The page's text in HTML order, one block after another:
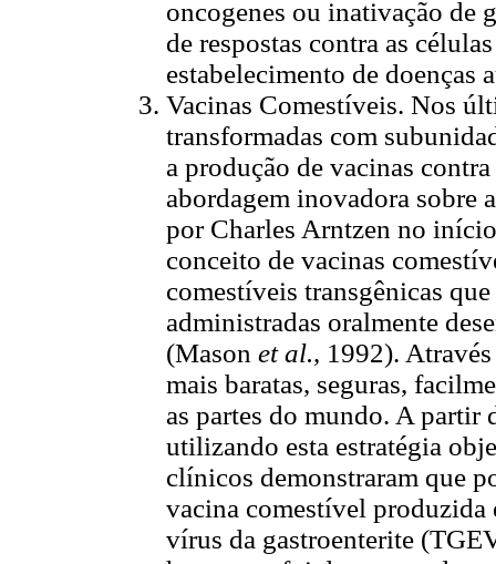
oncogenes ou inativação de
de respostas contra as
estabelecimento de
Vacinas Comestíveis. Nos
transformadas com
a produção de vacinas
abordagem inovadora sobre
por Charles Arntzen no
conceito de vacinas
comestíveis transgênicas
administradas oralmente
(Mason et al., 1992).
mais baratas, seguras,
as partes do mundo. A partir
utilizando esta estratégia
clínicos demonstraram que
vacina comestível
vírus da gastroenterite